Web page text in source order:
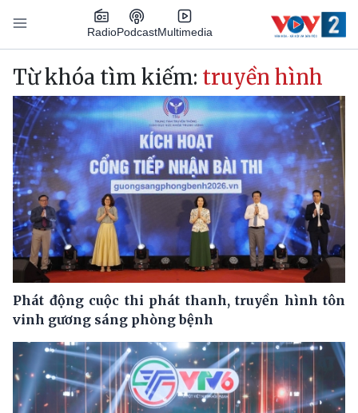
Nhảy đến nội dung
RadioPodcastMultimedia
Main navigation
Từ khóa tìm kiếm: truyền hình
Phát động cuộc thi phát thanh, truyền hình tôn
vinh gương sáng phòng bệnh